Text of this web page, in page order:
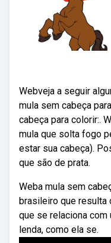
Webveja a seguir
mula sem cabeça
cabeça para colorir:.
mula que solta fogo
estar sua cabeça).
que são de prata.
Weba mula sem
brasileiro que resulta
que se relaciona com
lenda, como ela se.